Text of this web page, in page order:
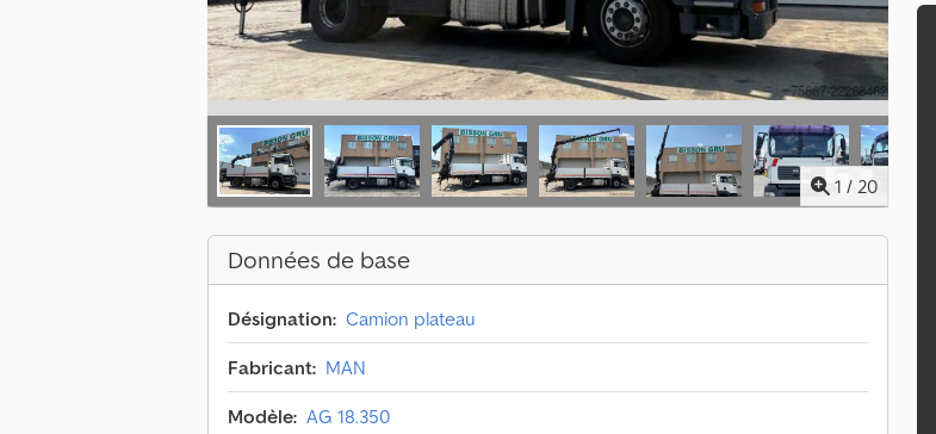
1 / 20
Données de base
Désignation: Camion plateau
Fabricant: MAN
Modèle: AG 18.350